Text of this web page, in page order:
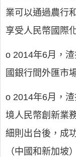
業可以通過農行
享受人民幣國際
o 2014年6月，
國銀行間外匯市
o 2014年6月，
境人民幣創新業
細則出台後，成
（中國和新加坡